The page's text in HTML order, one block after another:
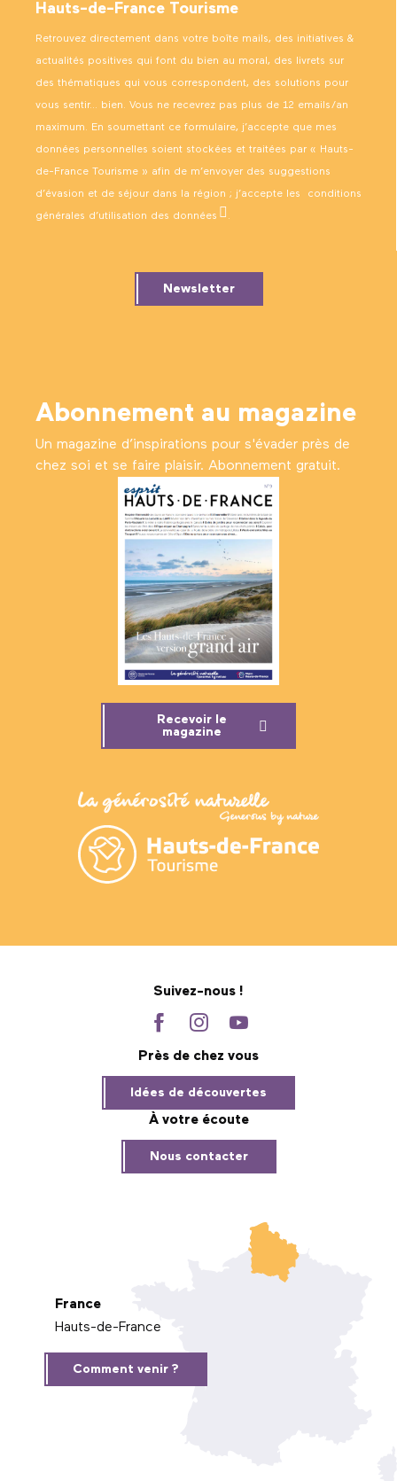
Hauts-de-France Tourisme
Retrouvez directement dans votre boîte mails, des initiatives &
actualités positives qui font du bien au moral, des livrets sur
des thématiques qui vous correspondent, des solutions pour
vous sentir… bien. Vous ne recevrez pas plus de 12 emails/an
maximum. En soumettant ce formulaire, j’accepte que mes
données personnelles soient stockées et traitées par « Hauts-
de-France Tourisme » afin de m’envoyer des suggestions
d’évasion et de séjour dans la région ; j’accepte les conditions
générales d’utilisation des données .
Newsletter
Abonnement au magazine
Un magazine d’inspirations pour s'évader près de
chez soi et se faire plaisir. Abonnement gratuit.
Recevoir le
magazine
Suivez-nous !
Près de chez vous
Idées de découvertes
À votre écoute
Nous contacter
France
Hauts-de-France
Comment venir ?